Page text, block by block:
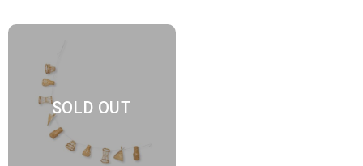
SOLD OUT